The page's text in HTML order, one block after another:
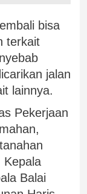
bisa
terkait
jalan
lainnya.
Pekerjaan
Kepala
Balai